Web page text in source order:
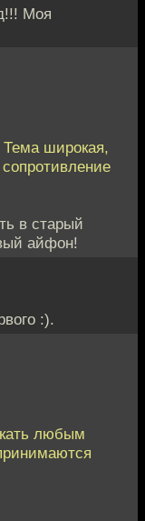
Моя
широкая,
в старый
айфон!
:).
любым